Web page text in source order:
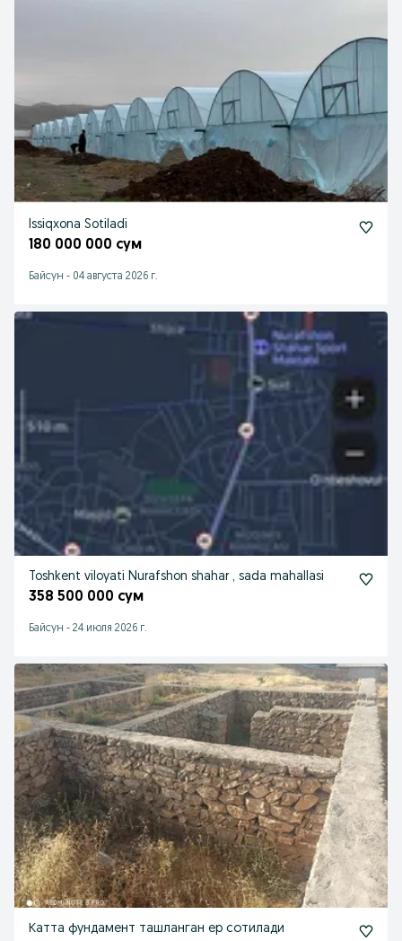
Issiqxona Sotiladi
180 000 000 сум
Байсун - 04 августа 2026 г.
Toshkent viloyati Nurafshon shahar , sada mahallasi
358 500 000 сум
Байсун - 24 июля 2026 г.
Катта фундамент ташланган ер сотилади